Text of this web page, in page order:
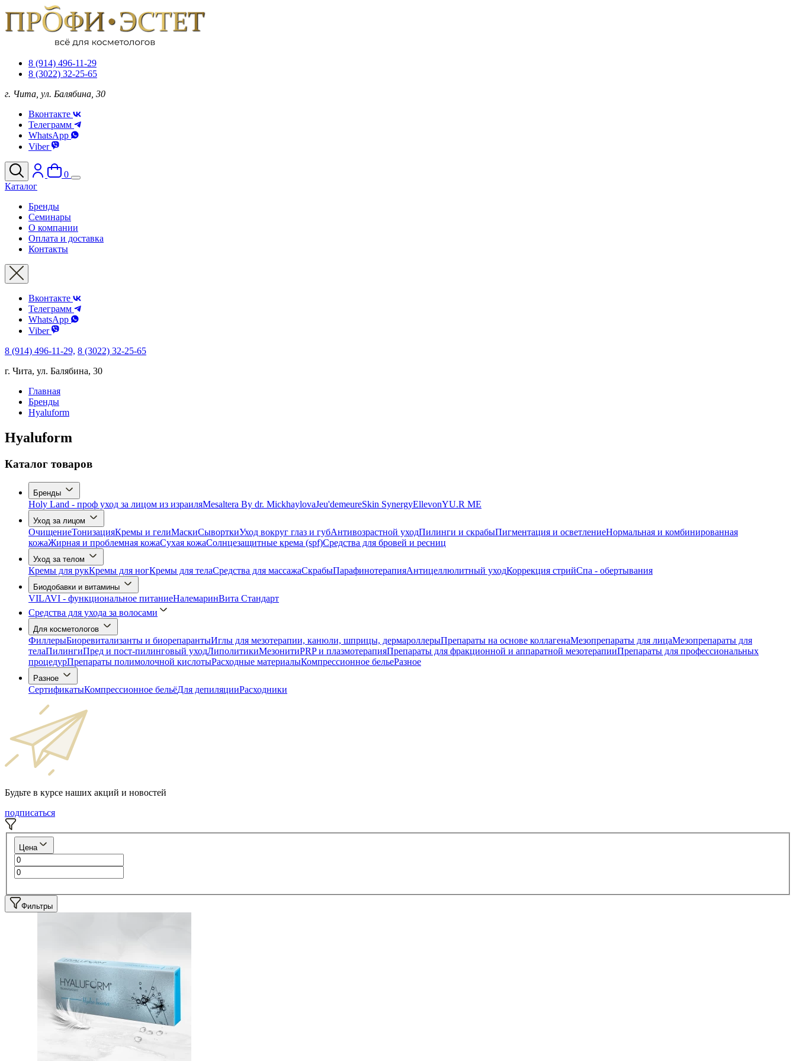
8 (914) 496-11-29
8 (3022) 32-25-65
г. Чита, ул. Балябина, 30
Вконтакте
Телеграмм
WhatsApp
Viber
0
Каталог
Бренды
Семинары
О компании
Оплата и доставка
Контакты
Вконтакте
Телеграмм
WhatsApp
Viber
8 (914) 496-11-29, 8 (3022) 32-25-65
г. Чита, ул. Балябина, 30
Главная
Бренды
Hyaluform
Hyaluform
Каталог товаров
Бренды
Holy Land - проф уход за лицом из израиляMesaltera By dr. MickhaylovaJeu'demeureSkin SynergyEllevonYU.R ME
Уход за лицом
ОчищениеТонизацияКремы и гелиМаскиСыворткиУход вокруг глаз и губАнтивозрастной уходПилинги и скрабыПигментация и осветлениеНормальная и комбинированная
кожаЖирная и проблемная кожаСухая кожаСолнцезащитные крема (spf)Средства для бровей и ресниц
Уход за телом
Кремы для рукКремы для ногКремы для телаСредства для массажаСкрабыПарафинотерапияАнтицеллюлитный уходКоррекция стрийСпа - обертывания
Биодобавки и витамины
VILAVI - функциональное питаниеНалемаринВита Стандарт
Средства для ухода за волосами
Для косметологов
ФиллерыБиоревитализанты и биорепарантыИглы для мезотерапии, канюли, шприцы, дермароллерыПрепараты на основе коллагенаМезопрепараты для лицаМезопрепараты для
телаПилингиПред и пост-пилинговый уходЛиполитикиМезонитиPRP и плазмотерапияПрепараты для фракционной и аппаратной мезотерапииПрепараты для профессиональных
процедурПрепараты полимолочной кислотыРасходные материалыКомпрессионное бельеРазное
Разное
СертификатыКомпрессионное бельёДля депиляцииРасходники
Будьте в курсе наших акций и новостей
подписаться
Цена
Фильтры